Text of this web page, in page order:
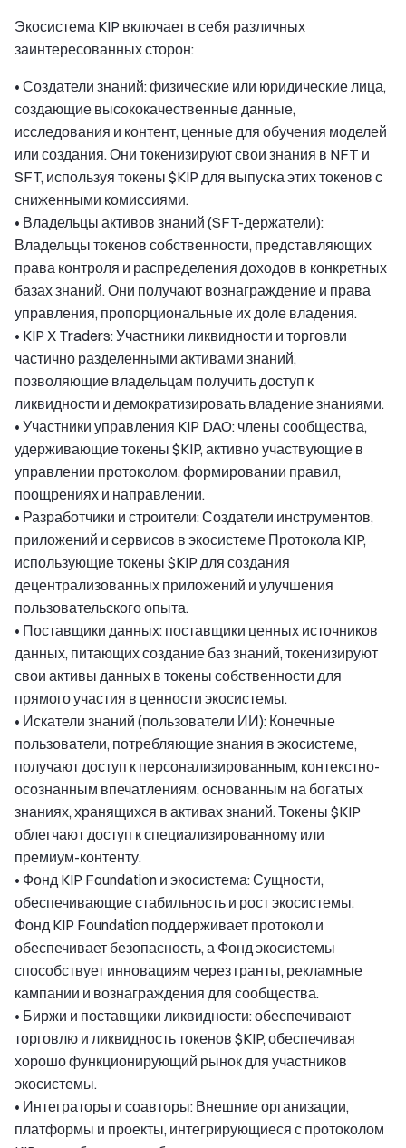
Экосистема KIP включает в себя различных
заинтересованных сторон:
• Создатели знаний: физические или юридические лица,
создающие высококачественные данные,
исследования и контент, ценные для обучения моделей
или создания. Они токенизируют свои знания в NFT и
SFT, используя токены $KIP для выпуска этих токенов с
сниженными комиссиями.
• Владельцы активов знаний (SFT-держатели):
Владельцы токенов собственности, представляющих
права контроля и распределения доходов в конкретных
базах знаний. Они получают вознаграждение и права
управления, пропорциональные их доле владения.
• KIP X Traders: Участники ликвидности и торговли
частично разделенными активами знаний,
позволяющие владельцам получить доступ к
ликвидности и демократизировать владение знаниями.
• Участники управления KIP DAO: члены сообщества,
удерживающие токены $KIP, активно участвующие в
управлении протоколом, формировании правил,
поощрениях и направлении.
• Разработчики и строители: Создатели инструментов,
приложений и сервисов в экосистеме Протокола KIP,
использующие токены $KIP для создания
децентрализованных приложений и улучшения
пользовательского опыта.
• Поставщики данных: поставщики ценных источников
данных, питающих создание баз знаний, токенизируют
свои активы данных в токены собственности для
прямого участия в ценности экосистемы.
• Искатели знаний (пользователи ИИ): Конечные
пользователи, потребляющие знания в экосистеме,
получают доступ к персонализированным, контекстно-
осознанным впечатлениям, основанным на богатых
знаниях, хранящихся в активах знаний. Токены $KIP
облегчают доступ к специализированному или
премиум-контенту.
• Фонд KIP Foundation и экосистема: Сущности,
обеспечивающие стабильность и рост экосистемы.
Фонд KIP Foundation поддерживает протокол и
обеспечивает безопасность, а Фонд экосистемы
способствует инновациям через гранты, рекламные
кампании и вознаграждения для сообщества.
• Биржи и поставщики ликвидности: обеспечивают
торговлю и ликвидность токенов $KIP, обеспечивая
хорошо функционирующий рынок для участников
экосистемы.
• Интеграторы и соавторы: Внешние организации,
платформы и проекты, интегрирующиеся с протоколом